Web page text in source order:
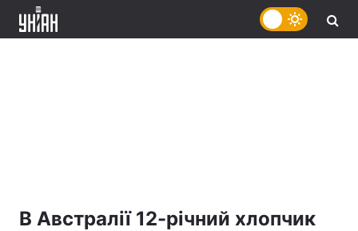
В Австралії 12-річний хлопчик